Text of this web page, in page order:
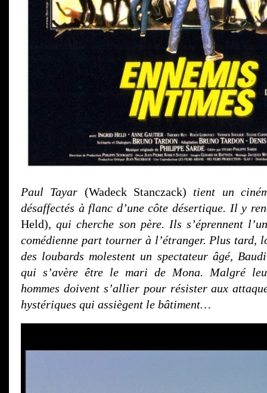
Paul Tayar (Wadeck Stanczack) tient un
désaffectés à flanc d’une côte désertique. Il y
Held), qui cherche son père. Ils s’éprennent
comédienne part tourner à l’étranger. Plus tard,
des loubards molestent un spectateur âgé,
qui s’avère être le mari de Mona. Malgré
hommes doivent s’allier pour résister aux
hystériques qui assiègent le bâtiment…